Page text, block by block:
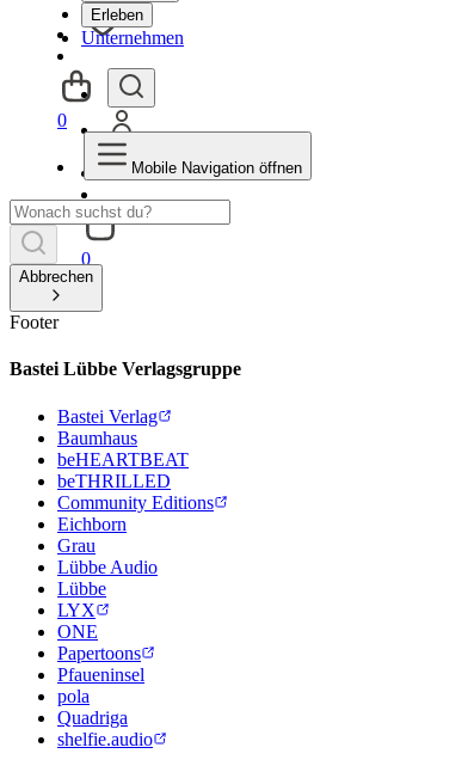
Erleben
Unternehmen
0
0
Mobile Navigation öffnen
Abbrechen
Footer
Bastei Lübbe Verlagsgruppe
Bastei Verlag
Baumhaus
beHEARTBEAT
beTHRILLED
Community Editions
Eichborn
Grau
Lübbe Audio
Lübbe
LYX
ONE
Papertoons
Pfaueninsel
pola
Quadriga
shelfie.audio